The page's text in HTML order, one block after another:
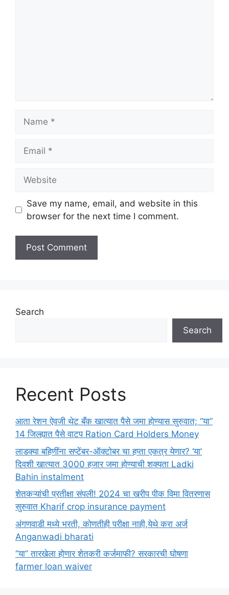
Save my name, email, and website in this
browser for the next time I comment.
Search
Search
Recent Posts
आता रेशन ऐवजी थेट बँक खात्यात पैसे जमा होण्यास सुरुवात; “या”
14 जिल्ह्यात पैसे वाटप Ration Card Holders Money
लाडक्या बहिणींना सप्टेंबर-ऑक्टोबर चा हप्ता एकत्र येणार? ‘या’
दिवशी खात्यात 3000 हजार जमा होण्याची शक्यता Ladki
Bahin instalment
शेतकऱ्यांची प्रतीक्षा संपली! 2024 चा खरीप पीक विमा वितरणास
सुरुवात Kharif crop insurance payment
अंगणवाडी मध्ये भरती, कोणतीही परीक्षा नाही,येथे करा अर्ज
Anganwadi bharati
“या” तारखेला होणार शेतकरी कर्जमाफी? सरकारची घोषणा
farmer loan waiver